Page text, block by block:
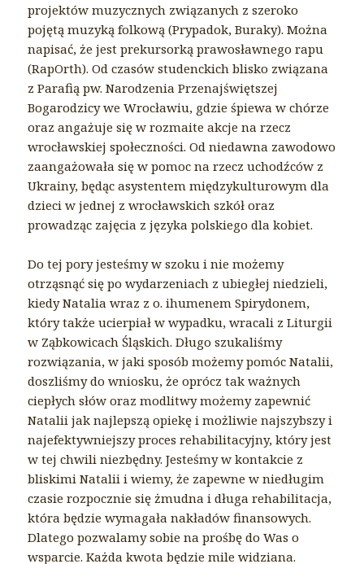
projektów muzycznych związanych z szeroko
pojętą muzyką folkową (Prypadok, Buraky). Można
napisać, że jest prekursorką prawosławnego rapu
(RapOrth). Od czasów studenckich blisko związana
z Parafią pw. Narodzenia Przenajświętszej
Bogarodzicy we Wrocławiu, gdzie śpiewa w chórze
oraz angażuje się w rozmaite akcje na rzecz
wrocławskiej społeczności. Od niedawna zawodowo
zaangażowała się w pomoc na rzecz uchodźców z
Ukrainy, będąc asystentem międzykulturowym dla
dzieci w jednej z wrocławskich szkół oraz
prowadząc zajęcia z języka polskiego dla kobiet.
Do tej pory jesteśmy w szoku i nie możemy
otrząsnąć się po wydarzeniach z ubiegłej niedzieli,
kiedy Natalia wraz z o. ihumenem Spirydonem,
który także ucierpiał w wypadku, wracali z Liturgii
w Ząbkowicach Śląskich. Długo szukaliśmy
rozwiązania, w jaki sposób możemy pomóc Natalii,
doszliśmy do wniosku, że oprócz tak ważnych
ciepłych słów oraz modlitwy możemy zapewnić
Natalii jak najlepszą opiekę i możliwie najszybszy i
najefektywniejszy proces rehabilitacyjny, który jest
w tej chwili niezbędny. Jesteśmy w kontakcie z
bliskimi Natalii i wiemy, że zapewne w niedługim
czasie rozpocznie się żmudna i długa rehabilitacja,
która będzie wymagała nakładów finansowych.
Dlatego pozwalamy sobie na prośbę do Was o
wsparcie. Każda kwota będzie mile widziana.